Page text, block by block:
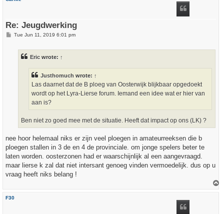
Re: Jeugdwerking
PTue Jun 11, 2019 6:01 pm
Eric wrote: ↑
Justhomuch wrote: ↑
Las daarnet dat de B ploeg van Oosterwijk blijkbaar opgedoekt
wordt op het Lyra-Lierse forum. Iemand een idee wat er hier van
aan is?
Ben niet zo goed mee met de situatie. Heeft dat impact op ons (LK) ?
nee hoor helemaal niks er zijn veel ploegen in amateurreeksen die b
ploegen stallen in 3 de en 4 de provinciale. om jonge spelers beter te
laten worden. oosterzonen had er waarschijnlijk al een aangevraagd.
maar lierse k zal dat niet intersant genoeg vinden vermoedelijk. dus op u
vraag heeft niks belang !
F30